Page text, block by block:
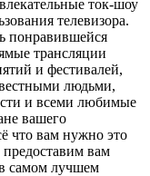
ток-шоу
телевизора.
понравившейся
трансляции
и фестивалей,
людьми,
и всеми любимые
вашего
что вам нужно это
вам
самом лучшем